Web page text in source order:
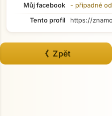
Můj facebook
- případné
Tento profil
https://
《 Zpět